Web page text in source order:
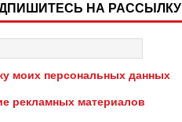
НА РАССЫЛКУ
моих персональных данных
рекламных материалов